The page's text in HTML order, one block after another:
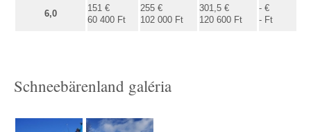
6,0
151 €
60 400 Ft
255 €
102 000 Ft
301,5 €
120 600 Ft
- €
- Ft
Schneebärenland galéria